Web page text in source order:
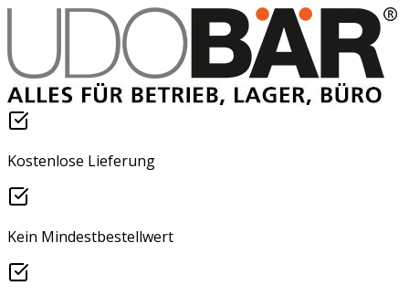
Kostenlose Lieferung
Kein Mindestbestellwert